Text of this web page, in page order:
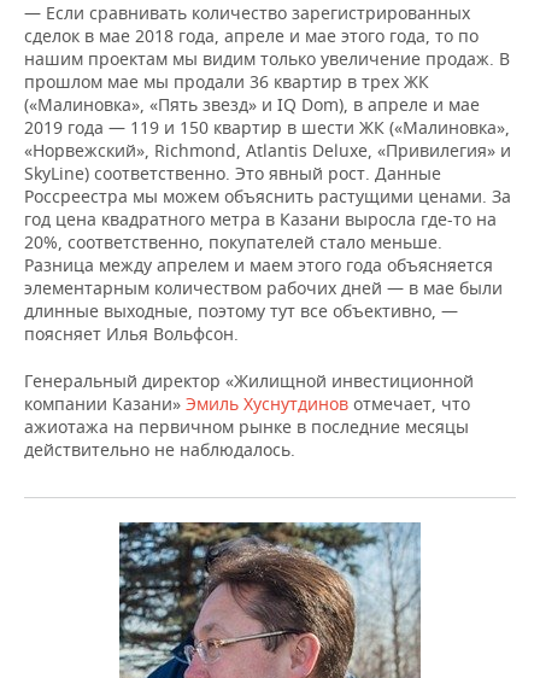
— Если сравнивать количество зарегистрированных
сделок в мае 2018 года, апреле и мае этого года, то по
нашим проектам мы видим только увеличение продаж. В
прошлом мае мы продали 36 квартир в трех ЖК
(«Малиновка», «Пять звезд» и IQ Dom), в апреле и мае
2019 года — 119 и 150 квартир в шести ЖК («Малиновка»,
«Норвежский», Richmond, Atlantis Deluxe, «Привилегия» и
SkyLine) соответственно. Это явный рост. Данные
Россреестра мы можем объяснить растущими ценами. За
год цена квадратного метра в Казани выросла где-то на
20%, соответственно, покупателей стало меньше.
Разница между апрелем и маем этого года объясняется
элементарным количеством рабочих дней — в мае были
длинные выходные, поэтому тут все объективно, —
поясняет Илья Вольфсон.
Генеральный директор «Жилищной инвестиционной
компании Казани» Эмиль Хуснутдинов отмечает, что
ажиотажа на первичном рынке в последние месяцы
действительно не наблюдалось.